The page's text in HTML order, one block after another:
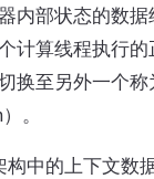
内部状态的数
计算线程执行
换至另外一个
。
中的上下文数